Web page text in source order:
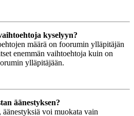
kyselyyn?
määrä on foorumin ylläpitäjän
enemmän vaihtoehtoja kuin on
ylläpitäjään.
äänestyksen?
voi muokata vain